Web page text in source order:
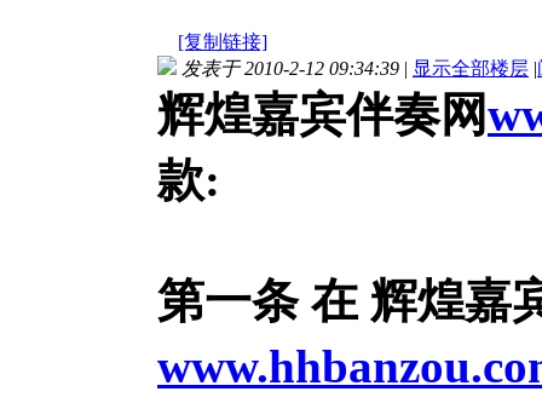
[复制链接]
发表于 2010-2-12 09:34:39 | 显示全部楼层 |
辉煌嘉宾伴奏网
款:
第一条 在 辉煌嘉